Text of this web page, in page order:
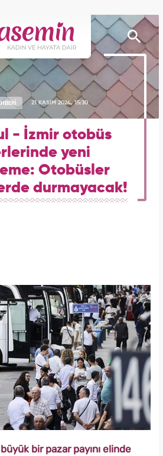
21 KASIM 2024, 15:30
- İzmir otobüs
yeni
Otobüsler
durmayacak!
bir pazar payını elinde